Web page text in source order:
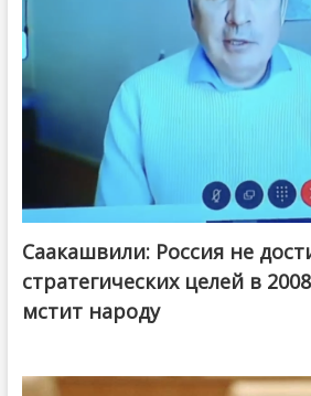
Саакашвили: Россия не
стратегических целей в
мстит народу